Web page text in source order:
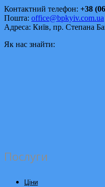
Контактний телефон: +38
Пошта: office@bpkyiv.com.ua
Адреса: Київ, пр. Степана
Як нас знайти:
Послуги
Ціни